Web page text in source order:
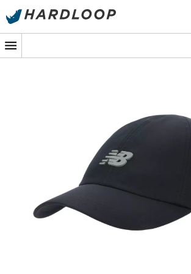
Zomeraanbiedingen 🔥 -5% EXTRA vanaf
In de vroege ochtend, wanneer de zon
komen en de frisse lucht je gezicht
beter dan een pet die begrijpt wat je
nodig hebt. De6 Panel Performance
Balanceis de perfecte metgezel voor
buitenavonturen. Ontworpen voor